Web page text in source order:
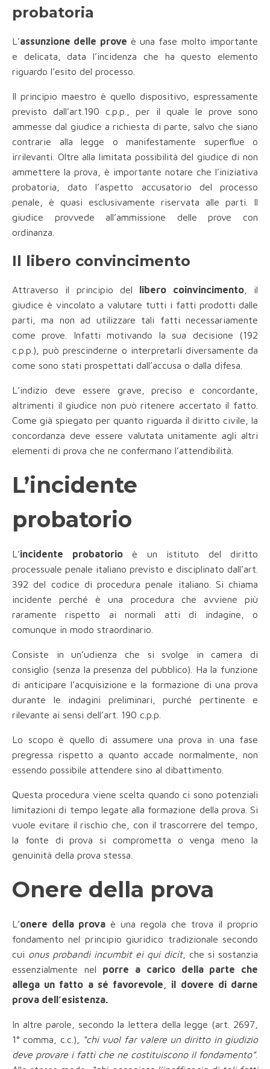
probatoria
L’assunzione delle prove è una fase molto importante
e delicata, data l’incidenza che ha questo elemento
riguardo l’esito del processo.
Il principio maestro è quello dispositivo, espressamente
previsto dall’art.190 c.p.p., per il quale le prove sono
ammesse dal giudice a richiesta di parte, salvo che siano
contrarie alla legge o manifestamente superflue o
irrilevanti. Oltre alla limitata possibilità del giudice di non
ammettere la prova, è importante notare che l’iniziativa
probatoria, dato l’aspetto accusatorio del processo
penale, è quasi esclusivamente riservata alle parti. Il
giudice provvede all’ammissione delle prove con
ordinanza.
Il libero convincimento
Attraverso il principio del libero coinvincimento, il
giudice è vincolato a valutare tutti i fatti prodotti dalle
parti, ma non ad utilizzare tali fatti necessariamente
come prove. Infatti motivando la sua decisione (192
c.p.p.), può prescinderne o interpretarli diversamente da
come sono stati prospettati dall’accusa o dalla difesa.
L’indizio deve essere grave, preciso e concordante,
altrimenti il giudice non può ritenere accertato il fatto.
Come già spiegato per quanto riguarda il diritto civile, la
concordanza deve essere valutata unitamente agli altri
elementi di prova che ne confermano l’attendibilità.
L’incidente
probatorio
L’incidente probatorioè un istituto del diritto
processuale penale italiano previsto e disciplinato dall’art.
392 del codice di procedura penale italiano. Si chiama
incidente perché è una procedura che avviene più
raramente rispetto ai normali atti di indagine, o
comunque in modo straordinario.
Consiste in un’udienza che si svolge in camera di
consiglio (senza la presenza del pubblico). Ha la funzione
di anticipare l’acquisizione e la formazione di una prova
durante le indagini preliminari, purché pertinente e
rilevante ai sensi dell’art. 190 c.p.p.
Lo scopo è quello di assumere una prova in una fase
pregressa rispetto a quanto accade normalmente, non
essendo possibile attendere sino al dibattimento.
Questa procedura viene scelta quando ci sono potenziali
limitazioni di tempo legate alla formazione della prova. Si
vuole evitare il rischio che, con il trascorrere del tempo,
la fonte di prova si comprometta o venga meno la
genuinità della prova stessa.
Onere della prova
L’onere della prova è una regola che trova il proprio
fondamento nel principio giuridico tradizionale secondo
cui onus probandi incumbit ei qui dicit, che si sostanzia
essenzialmente nel porre a carico della parte che
allega un fatto a sé favorevole, il dovere di darne
prova dell’esistenza.
In altre parole, secondo la lettera della legge (art. 2697,
1° comma, c.c.),
“chi vuol far valere un diritto in giudizio
deve provare i fatti che ne costituiscono il fondamento”.